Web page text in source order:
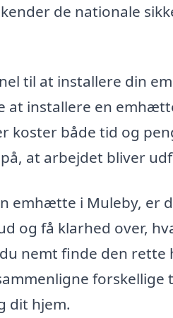
de nationale
til at installere din
at installere en
koster både tid og
at arbejdet bliver
emhætte i Muleby, er
og få klarhed over,
nemt finde den
forskellige
dit hjem.